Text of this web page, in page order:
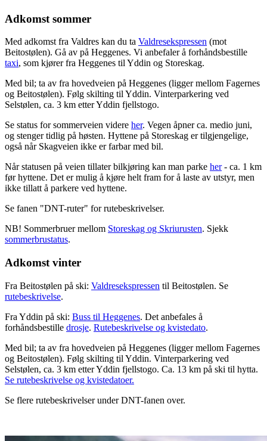
Adkomst sommer
Med adkomst fra Valdres kan du ta Valdresekspressen (mot
Beitostølen). Gå av på Heggenes. Vi anbefaler å forhåndsbestille
taxi, som kjører fra Heggenes til Yddin og Storeskag.
Med bil; ta av fra hovedveien på Heggenes (ligger mellom Fagernes
og Beitostølen). Følg skilting til Yddin. Vinterparkering ved
Selstølen, ca. 3 km etter Yddin fjellstogo.
Se status for sommerveien videre her. Vegen åpner ca. medio juni,
og stenger tidlig på høsten. Hyttene på Storeskag er tilgjengelige,
også når Skagveien ikke er farbar med bil.
Når statusen på veien tillater bilkjøring kan man parke her- ca. 1 km
før hyttene. Det er mulig å kjøre helt fram for å laste av utstyr, men
ikke tillatt å parkere ved hyttene.
Se fanen "DNT-ruter" for rutebeskrivelser.
NB! Sommerbruer mellom Storeskag og Skriurusten. Sjekk
sommerbrustatus.
Adkomst vinter
Fra Beitostølen på ski: Valdresekspressen til Beitostølen. Se
rutebeskrivelse.
Fra Yddin på ski: Buss til Heggenes. Det anbefales å
forhåndsbestille drosje. Rutebeskrivelse og kvistedato.
Med bil; ta av fra hovedveien på Heggenes (ligger mellom Fagernes
og Beitostølen). Følg skilting til Yddin. Vinterparkering ved
Selstølen, ca. 3 km etter Yddin fjellstogo. Ca. 13 km på ski til hytta.
Se rutebeskrivelse og kvistedatoer.
Se flere rutebeskrivelser under DNT-fanen over.